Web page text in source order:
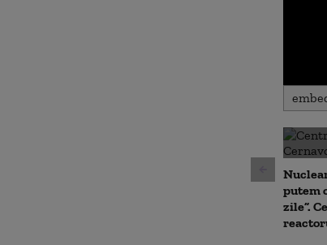
0
0
90%
putem
zile”.